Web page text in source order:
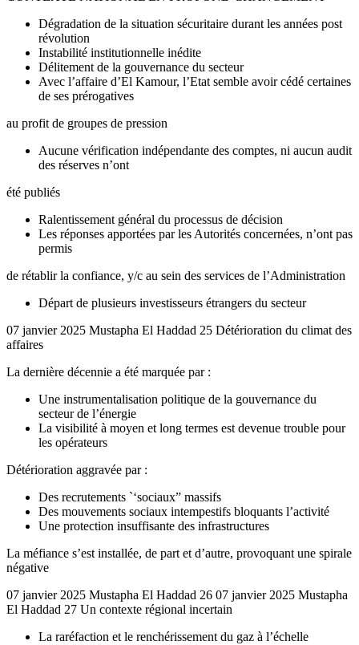
Dégradation de la situation sécuritaire durant les années post
révolution
Instabilité institutionnelle inédite
Délitement de la gouvernance du secteur
Avec l’affaire d’El Kamour, l’Etat semble avoir cédé certaines
de ses prérogatives
au profit de groupes de pression
Aucune vérification indépendante des comptes, ni aucun audit
des réserves n’ont
été publiés
Ralentissement général du processus de décision
Les réponses apportées par les Autorités concernées, n’ont pas
permis
de rétablir la confiance, y/c au sein des services de l’Administration
Départ de plusieurs investisseurs étrangers du secteur
07 janvier 2025 Mustapha El Haddad 25 Détérioration du climat des
affaires
La dernière décennie a été marquée par :
Une instrumentalisation politique de la gouvernance du
secteur de l’énergie
La visibilité à moyen et long termes est devenue trouble pour
les opérateurs
Détérioration aggravée par :
Des recrutements `‘sociaux” massifs
Des mouvements sociaux intempestifs bloquants l’activité
Une protection insuffisante des infrastructures
La méfiance s’est installée, de part et d’autre, provoquant une spirale
négative
07 janvier 2025 Mustapha El Haddad 26 07 janvier 2025 Mustapha
El Haddad 27 Un contexte régional incertain
La raréfaction et le renchérissement du gaz à l’échelle